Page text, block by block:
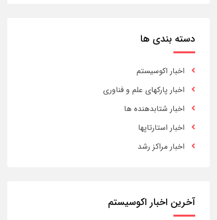
دسته بندی ها
اخبار اکوسیستم
اخبار پارکهای علم و فناوری
اخبار شتابدهنده ها
اخبار استارتاپها
اخبار مراکز رشد
آخرین اخبار اکوسیستم